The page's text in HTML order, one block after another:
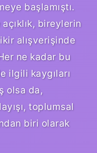
başlamıştı.
bireylerin
alışverişinde
ne kadar bu
ilgili kaygıları
olsa da,
toplumsal
biri olarak